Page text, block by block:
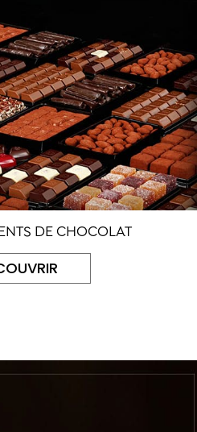
DE CHOCOLAT